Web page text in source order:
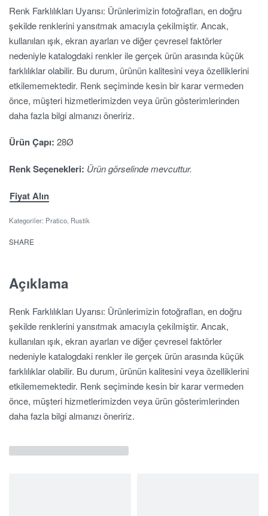
Renk Farklılıkları Uyarısı: Ürünlerimizin fotoğrafları, en doğru
şekilde renklerini yansıtmak amacıyla çekilmiştir. Ancak,
kullanılan ışık, ekran ayarları ve diğer çevresel faktörler
nedeniyle katalogdaki renkler ile gerçek ürün arasında küçük
farklılıklar olabilir. Bu durum, ürünün kalitesini veya özelliklerini
etkilememektedir. Renk seçiminde kesin bir karar vermeden
önce, müşteri hizmetlerimizden veya ürün gösterimlerinden
daha fazla bilgi almanızı öneririz.
Ürün Çapı: 28Ø
Renk Seçenekleri: Ürün görselinde mevcuttur.
Fiyat Alın
Kategoriler: Pratico Rustik
SHARE
Açıklama
Renk Farklılıkları Uyarısı: Ürünlerimizin fotoğrafları, en doğru
şekilde renklerini yansıtmak amacıyla çekilmiştir. Ancak,
kullanılan ışık, ekran ayarları ve diğer çevresel faktörler
nedeniyle katalogdaki renkler ile gerçek ürün arasında küçük
farklılıklar olabilir. Bu durum, ürünün kalitesini veya özelliklerini
etkilememektedir. Renk seçiminde kesin bir karar vermeden
önce, müşteri hizmetlerimizden veya ürün gösterimlerinden
daha fazla bilgi almanızı öneririz.
İlgili Ürünler